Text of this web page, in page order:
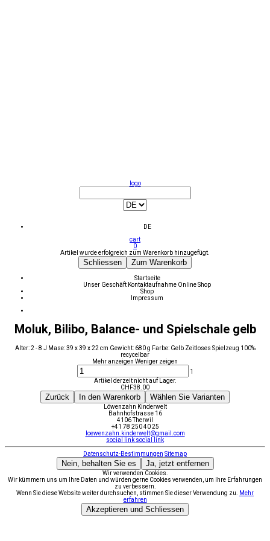
logo
DE
cart
0
Artikel wurde erfolgreich zum Warenkorb hinzugefügt.
Schliessen Zum Warenkorb
Startseite
Unser Geschäft Kontaktaufnahme Online Shop
Shop
Impressum
Moluk, Bilibo, Balance- und Spielschale gelb
Alter: 2 - 8 J Mase: 39 x 39 x 22 cm Gewicht: 680 g Farbe: Gelb Zeitloses Spielzeug 100%
recycelbar
Mehr anzeigen Weniger zeigen
1
Artikel derzeit nicht auf Lager.
CHF38.00
Zurück In den Warenkorb Wählen Sie Varianten
Löwenzahn Kinderwelt
Bahnhofstrasse 16
4106 Therwil
+41 78 250 40 25
loewenzahn.kinderwelt@gmail.com
social link social link
Datenschutz-Bestimmungen Sitemap
Nein, behalten Sie es Ja, jetzt entfernen
Wir verwenden Cookies.
Wir kümmern uns um Ihre Daten und würden gerne Cookies verwenden, um Ihre Erfahrungen
zu verbessern.
Wenn Sie diese Website weiter durchsuchen, stimmen Sie dieser Verwendung zu.
Mehr
erfahren
Akzeptieren und Schliessen